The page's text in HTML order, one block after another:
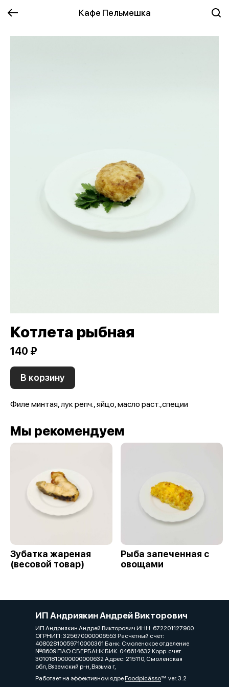
Кафе Пельмешка
Котлета рыбная
140 ₽
В корзину
Филе минтая, лук репч., яйцо, масло раст.,специи
Мы рекомендуем
Зубатка жареная
(весовой товар)
Рыба запеченная с
овощами
ИП Андриякин Андрей Викторович
ИП Андриякин Андрей Викторович ИНН: 672201127900
ОГРНИП: 325670000006553 Расчетный счет:
40802810059710000361 Банк: Смоленское отделение
№8609 ПАО СБЕРБАНК БИК: 046614632 Корр. счет:
30101810000000000632 Адрес: 215110, Смоленская
обл, Вяземский р-н, Вязьма г,
Работает на эффективном ядреFoodpicássover. 3.2